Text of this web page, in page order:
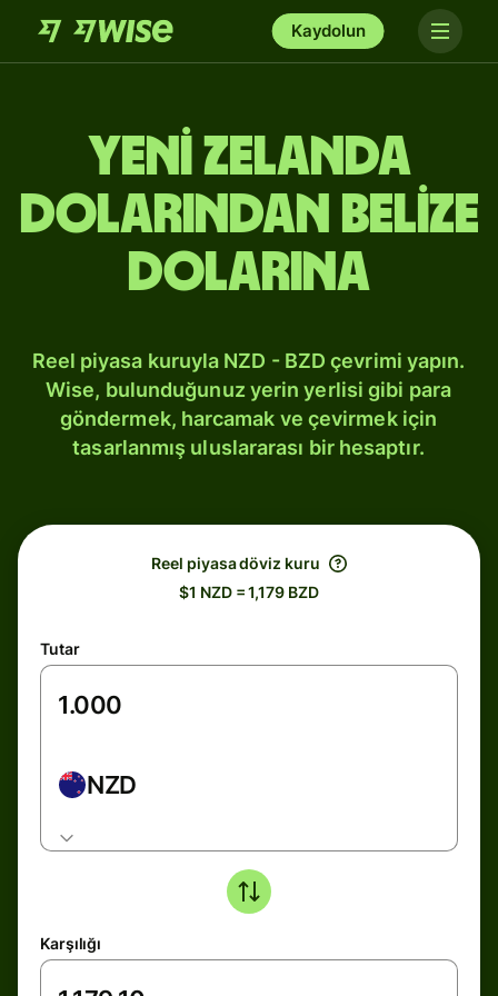
Kaydolun
Yeni Zelanda
dolarından Belize
dolarına
Reel piyasa kuruyla NZD - BZD çevrimi yapın.
Wise, bulunduğunuz yerin yerlisi gibi para
göndermek, harcamak ve çevirmek için
tasarlanmış uluslararası bir hesaptır.
Reel piyasa döviz kuru
$1 NZD = 1,179 BZD
Tutar
NZD
Karşılığı